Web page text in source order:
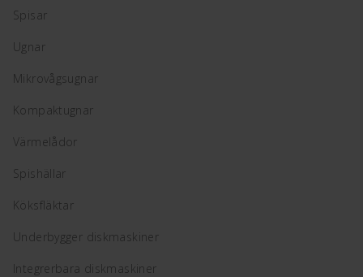
Spisar
Ugnar
Mikrovågsugnar
Kompaktugnar
Värmelådor
Spishällar
Köksfläktar
Underbygger diskmaskiner
Integrerbara diskmaskiner